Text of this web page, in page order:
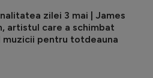
zilei 3 mai | James
artistul care a schimbat
muzicii pentru totdeauna